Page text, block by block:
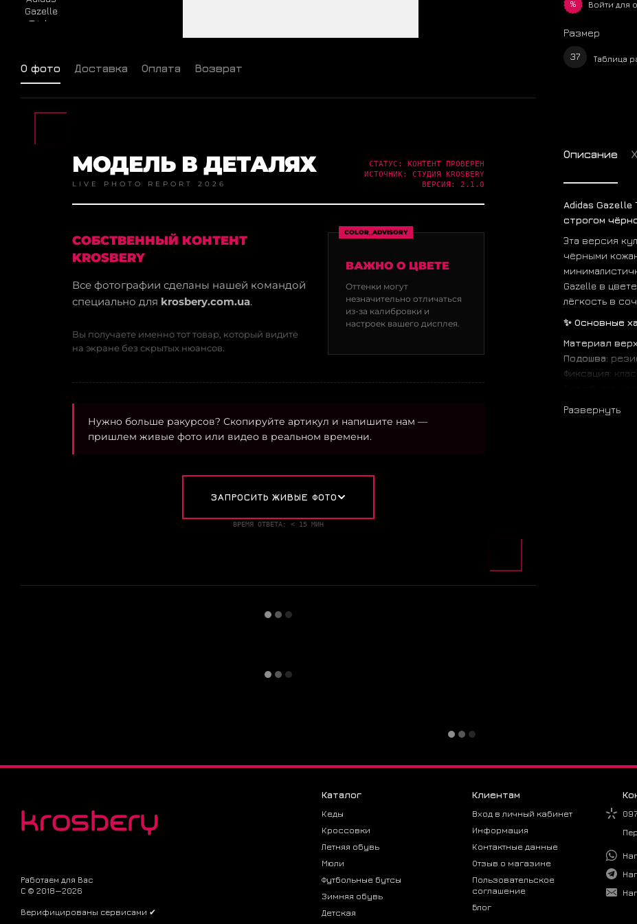
О фото Доставка Оплата Возврат
МОДЕЛЬ В ДЕТАЛЯХ
LIVE PHOTO REPORT 2026
СТАТУС: КОНТЕНТ ПРОВЕРЕН
ИСТОЧНИК: СТУДИЯ KROSBERY
ВЕРСИЯ: 2.1.0
СОБСТВЕННЫЙ КОНТЕНТ
KROSBERY
Все фотографии сделаны нашей командой
специально для krosbery.com.ua.
Вы получаете именно тот товар, который видите
на экране без скрытых нюансов.
COLOR_ADVISORY
ВАЖНО О ЦВЕТЕ
Оттенки могут
незначительно отличаться
из-за калибровки и
настроек вашего дисплея.
Нужно больше ракурсов? Скопируйте артикул и напишите нам —
пришлем живые фото или видео в реальном времени.
ЗАПРОСИТЬ ЖИВЫЕ ФОТО
ВРЕМЯ ОТВЕТА: < 15 МИН
% Войти для
Размер
37
Таблица
Описание
Adidas
строгом
Эта версия
чёрными
Gazelle в
лёгкость в
✨ Основные
Материал
Подошва:
Фиксация:
Амортизация:
Развернуть
Работаем для Вас
С © 2018—2026
Верифицированы сервисами ✔
Каталог
Кеды
Кроссовки
Летняя обувь
Мюли
Футбольные бутсы
Зимняя обувь
Детская
Клиентам
Вход в личный кабинет
Информация
Контактные данные
Отзыв о магазине
Пользовательское
соглашение
Блог